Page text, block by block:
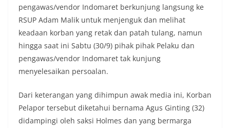
pengawas/vendor Indomaret berkunjung langsung ke
RSUP Adam Malik untuk menjenguk dan melihat
keadaan korban yang retak dan patah tulang, namun
hingga saat ini Sabtu (30/9) pihak pihak Pelaku dan
pengawas/vendor Indomaret tak kunjung
menyelesaikan persoalan.
Dari keterangan yang dihimpun awak media ini, Korban
Pelapor tersebut diketahui bernama Agus Ginting (32)
didampingi oleh saksi Holmes dan yang bermarga